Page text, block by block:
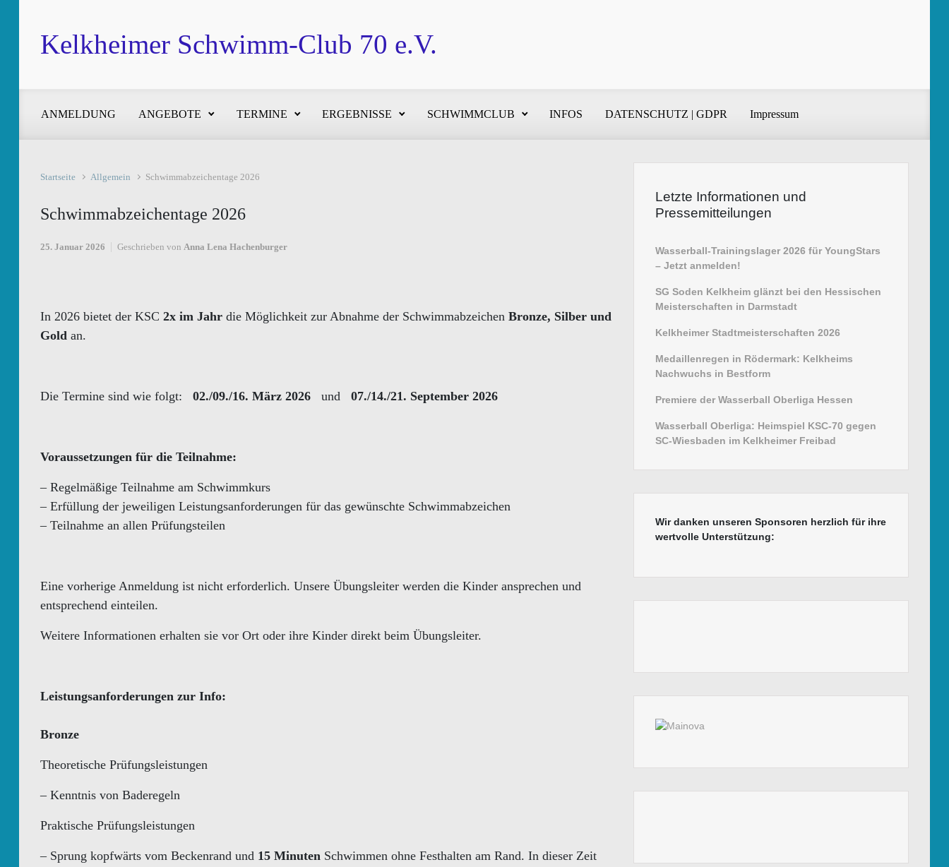
Kelkheimer Schwimm-Club 70 e.V.
ANMELDUNG ANGEBOTE TERMINE ERGEBNISSE SCHWIMMCLUB INFOS DATENSCHUTZ | GDPR Impressum
Startseite Allgemein Schwimmabzeichentage 2026
Schwimmabzeichentage 2026
25. Januar 2026 Geschrieben von Anna Lena Hachenburger
In 2026 bietet der KSC 2x im Jahr die Möglichkeit zur Abnahme der Schwimmabzeichen Bronze, Silber und
Gold an.
Die Termine sind wie folgt: 02./09./16. März 2026 und 07./14./21. September 2026
Voraussetzungen für die Teilnahme:
– Regelmäßige Teilnahme am Schwimmkurs
– Erfüllung der jeweiligen Leistungsanforderungen für das gewünschte Schwimmabzeichen
– Teilnahme an allen Prüfungsteilen
Eine vorherige Anmeldung ist nicht erforderlich. Unsere Übungsleiter werden die Kinder ansprechen und
entsprechend einteilen.
Weitere Informationen erhalten sie vor Ort oder ihre Kinder direkt beim Übungsleiter.
Leistungsanforderungen zur Info:
Bronze
Theoretische Prüfungsleistungen
– Kenntnis von Baderegeln
Praktische Prüfungsleistungen
– Sprung kopfwärts vom Beckenrand und 15 Minuten Schwimmen ohne Festhalten am Rand. In dieser Zeit
Letzte Informationen und
Pressemitteilungen
Wasserball-Trainingslager 2026 für YoungStars
– Jetzt anmelden!
SG Soden Kelkheim glänzt bei den Hessischen
Meisterschaften in Darmstadt
Kelkheimer Stadtmeisterschaften 2026
Medaillenregen in Rödermark: Kelkheims
Nachwuchs in Bestform
Premiere der Wasserball Oberliga Hessen
Wasserball Oberliga: Heimspiel KSC-70 gegen
SC-Wiesbaden im Kelkheimer Freibad
Wir danken unseren Sponsoren herzlich für ihre
wertvolle Unterstützung: